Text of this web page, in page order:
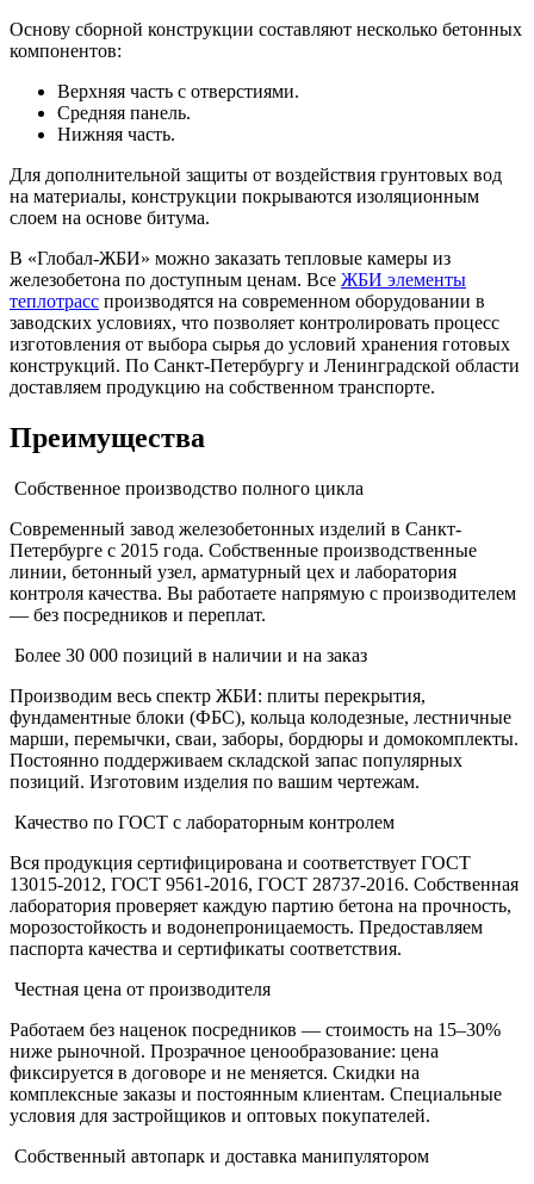
Основу сборной конструкции составляют несколько бетонных
компонентов:
Верхняя часть с отверстиями.
Средняя панель.
Нижняя часть.
Для дополнительной защиты от воздействия грунтовых вод
на материалы, конструкции покрываются изоляционным
слоем на основе битума.
В «Глобал-ЖБИ» можно заказать тепловые камеры из
железобетона по доступным ценам. Все ЖБИ элементы
теплотрасс производятся на современном оборудовании в
заводских условиях, что позволяет контролировать процесс
изготовления от выбора сырья до условий хранения готовых
конструкций. По Санкт-Петербургу и Ленинградской области
доставляем продукцию на собственном транспорте.
Преимущества
Собственное производство полного цикла
Современный завод железобетонных изделий в Санкт-
Петербурге с 2015 года. Собственные производственные
линии, бетонный узел, арматурный цех и лаборатория
контроля качества. Вы работаете напрямую с производителем
— без посредников и переплат.
Более 30 000 позиций в наличии и на заказ
Производим весь спектр ЖБИ: плиты перекрытия,
фундаментные блоки (ФБС), кольца колодезные, лестничные
марши, перемычки, сваи, заборы, бордюры и домокомплекты.
Постоянно поддерживаем складской запас популярных
позиций. Изготовим изделия по вашим чертежам.
Качество по ГОСТ с лабораторным контролем
Вся продукция сертифицирована и соответствует ГОСТ
13015-2012, ГОСТ 9561-2016, ГОСТ 28737-2016. Собственная
лаборатория проверяет каждую партию бетона на прочность,
морозостойкость и водонепроницаемость. Предоставляем
паспорта качества и сертификаты соответствия.
Честная цена от производителя
Работаем без наценок посредников — стоимость на 15–30%
ниже рыночной. Прозрачное ценообразование: цена
фиксируется в договоре и не меняется. Скидки на
комплексные заказы и постоянным клиентам. Специальные
условия для застройщиков и оптовых покупателей.
Собственный автопарк и доставка манипулятором